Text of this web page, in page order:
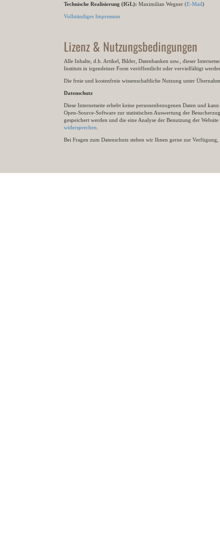
Technische Realisierung (IGL): Maximilian Wegner (E-Mail)
Vollständiges Impressum
Lizenz & Nutzungsbedingungen
Alle Inhalte, d.h. Artikel, Bilder, Datenbanken usw., dieser
Instituts in irgendeiner Form veröffentlicht oder vervielfältigt
Die freie und kostenfreie wissenschaftliche Nutzung unter
Datenschutz
Diese Internetseite erhebt keine personenbezogenen Daten und
Open-Source-Software zur statistischen Auswertung der
gespeichert werden und die eine Analyse der Benutzung der
widersprechen
Bei Fragen zum Datenschutz stehen wir Ihnen gerne zur